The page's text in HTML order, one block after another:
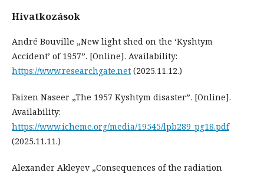
Hivatkozások
André Bouville „New light shed on the ‘Kyshtym
Accident’ of 1957”. [Online]. Availability:
https://www.researchgate.net (2025.11.12.)
Faizen Naseer „The 1957 Kyshtym disaster”. [Online].
Availability:
https://www.icheme.org/media/19545/lpb289_pg18.pdf
(2025.11.11.)
Alexander Akleyev „Consequences of the radiation